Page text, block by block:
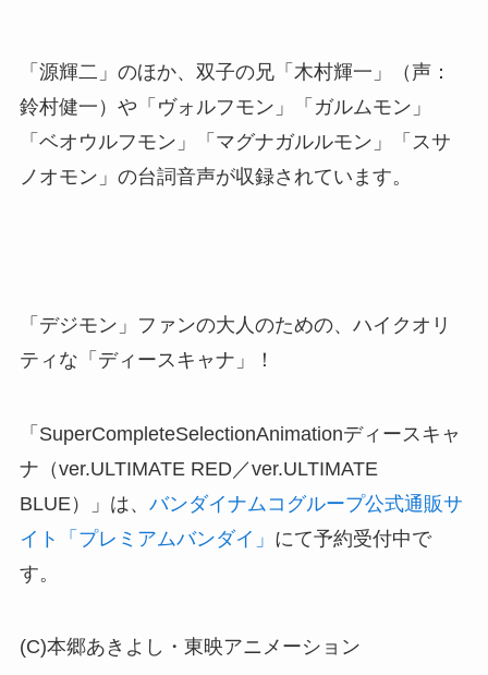
「源輝二」のほか、双子の兄「木村輝一」（声：
鈴村健一）や「ヴォルフモン」「ガルムモン」
「ベオウルフモン」「マグナガルルモン」「スサ
ノオモン」の台詞音声が収録されています。
「デジモン」ファンの大人のための、ハイクオリ
ティな「ディースキャナ」！
「SuperCompleteSelectionAnimationディースキャ
ナ（ver.ULTIMATE RED／ver.ULTIMATE
BLUE）」は、 バンダイナムコグループ公式通販サ
イト「プレミアムバンダイ」 にて予約受付中で
す。
(C)本郷あきよし・東映アニメーション